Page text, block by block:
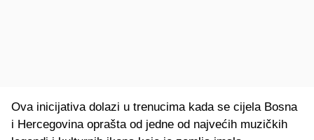
Ova inicijativa dolazi u trenucima kada se cijela Bosna
i Hercegovina oprašta od jedne od najvećih muzičkih